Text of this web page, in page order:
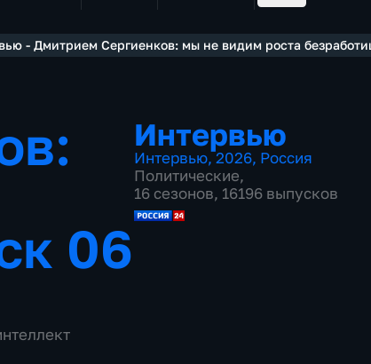
- Дмитрием Сергиенков: мы не видим роста
06
Интервью
Интервью, 2026, Россия
Политические,
16 сезонов, 16196 выпусков